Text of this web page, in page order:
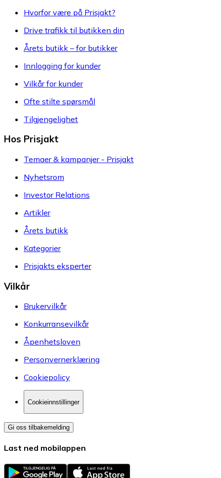
Hvorfor være på Prisjakt?
Drive trafikk til butikken din
Årets butikk – for butikker
Innlogging for kunder
Vilkår for kunder
Ofte stilte spørsmål
Tilgjengelighet
Hos Prisjakt
Temaer & kampanjer - Prisjakt
Nyhetsrom
Investor Relations
Artikler
Årets butikk
Kategorier
Prisjakts eksperter
Vilkår
Brukervilkår
Konkurransevilkår
Åpenhetsloven
Personvernerklæring
Cookiepolicy
Cookieinnstillinger
Gi oss tilbakemelding
Last ned mobilappen